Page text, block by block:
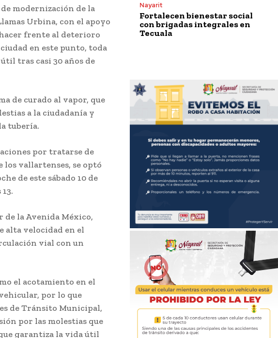
modernización de la
Urbina, con el apoyo
frente al deterioro
en este punto, toda
tras casi 30 años de
de curado al vapor, que
a la ciudadanía y
tubería.
por tratarse de
vallartenses, se optó
de este sábado 10 de
la Avenida México,
alta velocidad en el
vial con un
el acotamiento en el
por lo que
de Tránsito Municipal,
por las molestias que
garantiza la vida útil
Nayarit
Fortalecen bienestar social
con brigadas integrales en
Tecuala